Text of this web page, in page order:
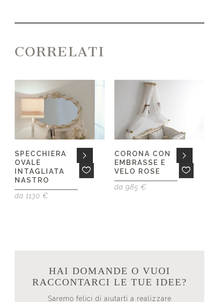
CORRELATI
SPECCHIERA
OVALE
INTAGLIATA
NASTRO
da 1130 €
CORONA CON
EMBRASSE E
VELO ROSE
da 985 €
HAI DOMANDE O VUOI
RACCONTARCI LE TUE IDEE?
Saremo felici di aiutarti a realizzare